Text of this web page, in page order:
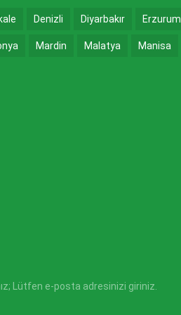
Denizli Diyarbakır Erzurum
Mardin Malatya Manisa
Lütfen e-posta adresinizi giriniz.